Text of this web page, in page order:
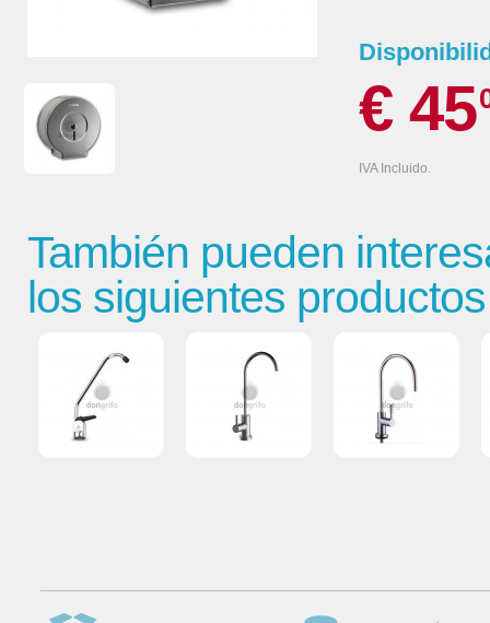
€ 45
IVA Incluido.
También pueden
los siguientes productos